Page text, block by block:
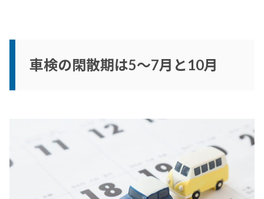
車検の閑散期は5～7月と10月